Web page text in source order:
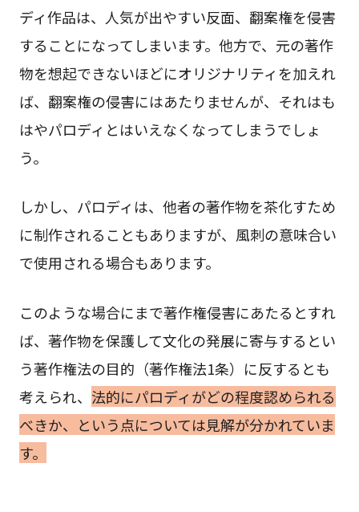
ディ作品は、人気が出やすい反面、翻案権を侵害
することになってしまいます。他方で、元の著作
物を想起できないほどにオリジナリティを加えれ
ば、翻案権の侵害にはあたりませんが、それはも
はやパロディとはいえなくなってしまうでしょ
う。
しかし、パロディは、他者の著作物を茶化すため
に制作されることもありますが、風刺の意味合い
で使用される場合もあります。
このような場合にまで著作権侵害にあたるとすれ
ば、著作物を保護して文化の発展に寄与するとい
う著作権法の目的（著作権法1条）に反するとも
考えられ、 法的にパロディがどの程度認められる
べきか、という点については見解が分かれていま
す。